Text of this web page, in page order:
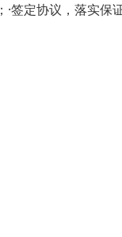
签定协议，落实保